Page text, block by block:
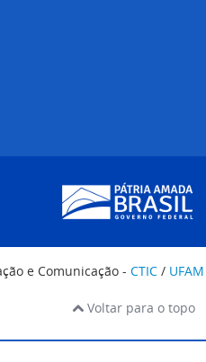
e Comunicação - CTIC / UFAM
Voltar para o topo